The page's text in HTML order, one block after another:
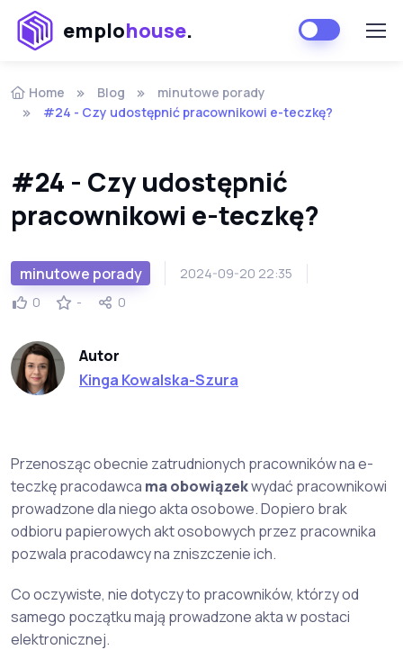
emplohouse.
Home Blog
minutowe porady
#24 - Czy udostępnić pracownikowi e-teczkę?
#24 - Czy udostępnić
pracownikowi e-teczkę?
minutowe porady
2024-09-20 22:35
0
- 0
Autor
Kinga Kowalska-Szura
Przenosząc obecnie zatrudnionych pracowników na e-
teczkę pracodawca ma obowiązekwydać pracownikowi
prowadzone dla niego akta osobowe. Dopiero brak
odbioru papierowych akt osobowych przez pracownika
pozwala pracodawcy na zniszczenie ich.
Co oczywiste, nie dotyczy to pracowników, którzy od
samego początku mają prowadzone akta w postaci
elektronicznej.